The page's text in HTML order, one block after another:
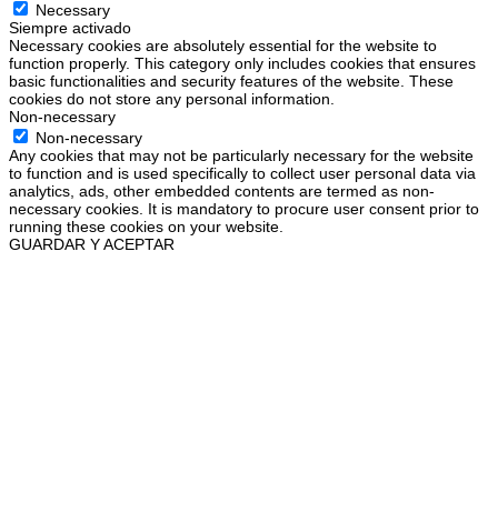
Necessary
Siempre activado
Necessary cookies are absolutely essential for the website to
function properly. This category only includes cookies that ensures
basic functionalities and security features of the website. These
cookies do not store any personal information.
Non-necessary
Non-necessary
Any cookies that may not be particularly necessary for the website
to function and is used specifically to collect user personal data via
analytics, ads, other embedded contents are termed as non-
necessary cookies. It is mandatory to procure user consent prior to
running these cookies on your website.
GUARDAR Y ACEPTAR